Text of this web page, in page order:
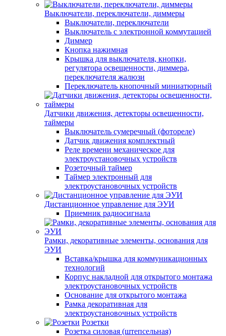
Выключатели, переключатели, диммеры
Выключатели, переключатели
Выключатель с электронной коммутацией
Диммер
Кнопка нажимная
Крышка для выключателя, кнопки,
регулятора освещенности, диммера,
переключателя жалюзи
Переключатель кнопочный миниатюрный
Датчики движения, детекторы освещенности,
таймеры
Выключатель сумеречный (фотореле)
Датчик движения комплектный
Реле времени механическое для
электроустановочных устройств
Розеточный таймер
Таймер электронный для
электроустановочных устройств
Дистанционное управление для ЭУИ
Приемник радиосигнала
Рамки, декоративные элементы, основания для
ЭУИ
Вставка/крышка для коммуникационных
технологий
Корпус накладной для открытого монтажа
электроустановочных устройств
Основание для открытого монтажа
Рамка декоративная для
электроустановочных устройств
Розетки
Розетка силовая (штепсельная)